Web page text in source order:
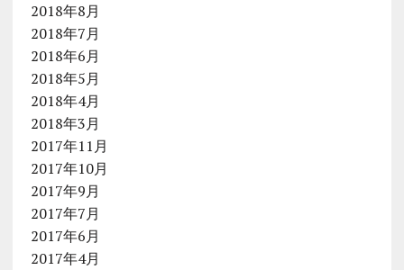
2018年8月
2018年7月
2018年6月
2018年5月
2018年4月
2018年3月
2017年11月
2017年10月
2017年9月
2017年7月
2017年6月
2017年4月